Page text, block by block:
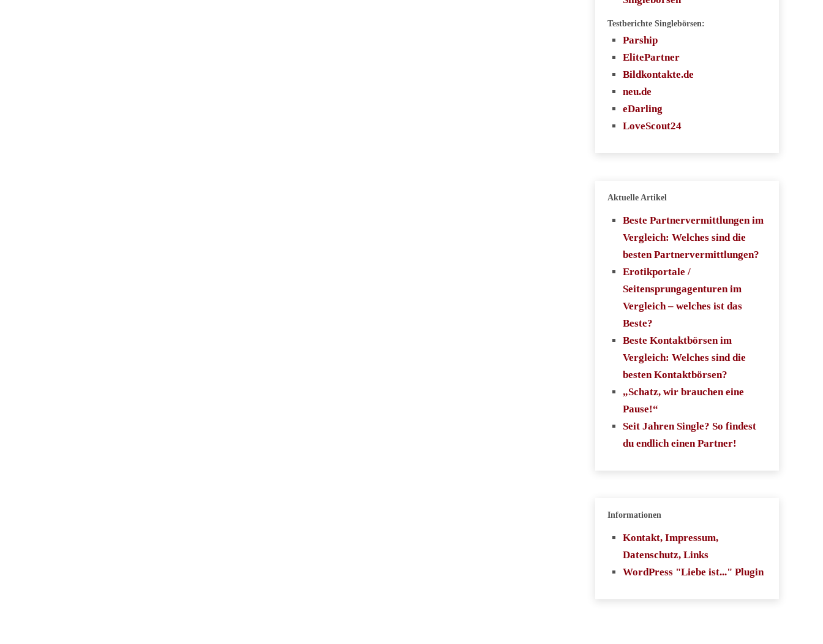
Testberichte Singlebörsen:
Parship
ElitePartner
Bildkontakte.de
neu.de
eDarling
LoveScout24
Aktuelle Artikel
Beste Partnervermittlungen im
Vergleich: Welches sind die
besten Partnervermittlungen?
Erotikportale /
Seitensprungagenturen im
Vergleich – welches ist das
Beste?
Beste Kontaktbörsen im
Vergleich: Welches sind die
besten Kontaktbörsen?
„Schatz, wir brauchen eine
Pause!“
Seit Jahren Single? So findest
du endlich einen Partner!
Informationen
Kontakt, Impressum,
Datenschutz, Links
WordPress "Liebe ist..." Plugin